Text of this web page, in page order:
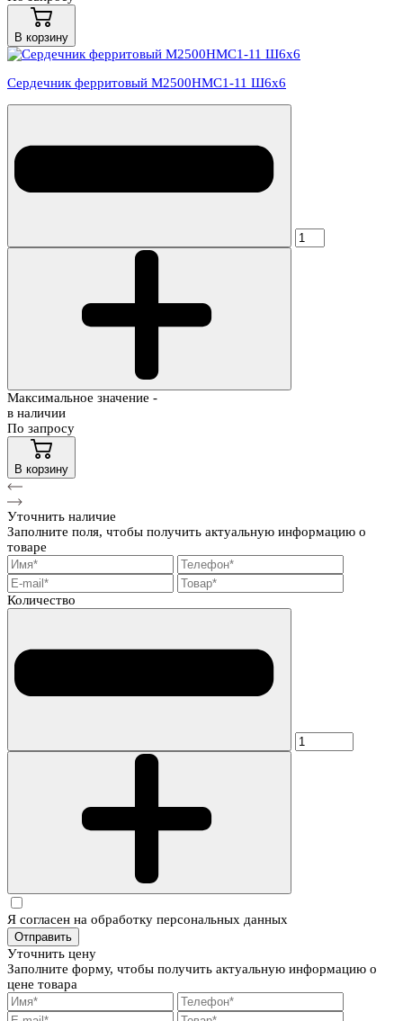
В корзину
Сердечник ферритовый М2500НМС1-11 Ш6х6
Максимальное значение -
в наличии
По запросу
В корзину
Уточнить наличие
Заполните поля, чтобы получить актуальную информацию о
товаре
Количество
Я согласен на обработку персональных данных
Отправить
Уточнить цену
Заполните форму, чтобы получить актуальную информацию о
цене товара